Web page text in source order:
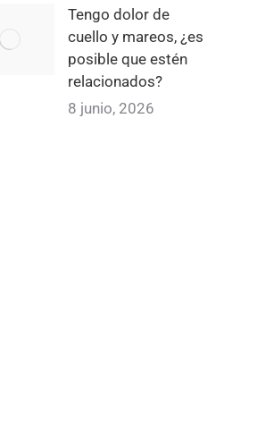
Tengo dolor de
cuello y mareos, ¿es
posible que estén
relacionados?
8 junio, 2026